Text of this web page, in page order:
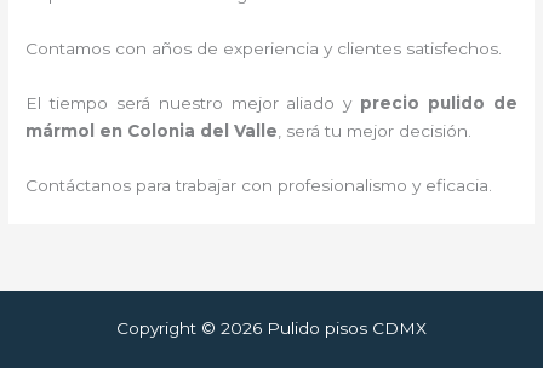
Contamos con años de experiencia y clientes satisfechos.
El tiempo será nuestro mejor aliado y precio pulido de
mármol
en Colonia del Valle , será tu mejor decisión.
Contáctanos para trabajar con profesionalismo y eficacia.
Copyright © 2026 Pulido pisos CDMX